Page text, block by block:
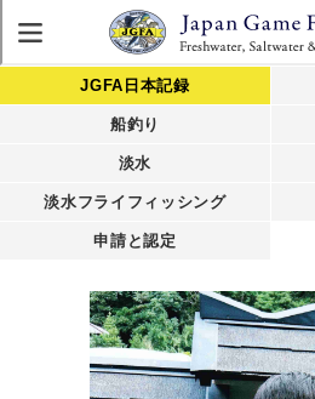
JGFA日本記録
船釣り
淡水
淡水フライフィッシング
申請と認定